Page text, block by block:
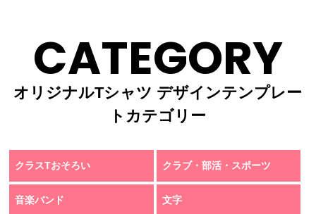
CATEGORY
オリジナルTシャツ デザインテンプレー
トカテゴリー
クラスTおそろい クラブ・部活・スポーツ
音楽バンド 文字